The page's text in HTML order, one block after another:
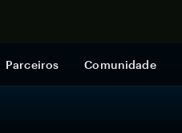
Parceiros Comunidade